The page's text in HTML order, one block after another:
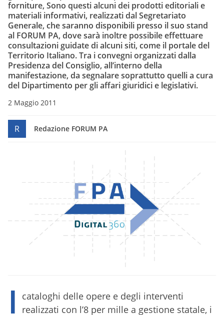
forniture, Sono questi alcuni dei prodotti editoriali e
materiali informativi, realizzati dal Segretariato
Generale, che saranno disponibili presso il suo stand
al FORUM PA, dove sarà inoltre possibile effettuare
consultazioni guidate di alcuni siti, come il portale del
Territorio Italiano. Tra i convegni organizzati dalla
Presidenza del Consiglio, all’interno della
manifestazione, da segnalare soprattutto quelli a cura
del Dipartimento per gli affari giuridici e legislativi.
2 Maggio 2011
R Redazione FORUM PA
I
cataloghi delle opere e degli interventi
realizzati con l’8 per mille a gestione statale, i